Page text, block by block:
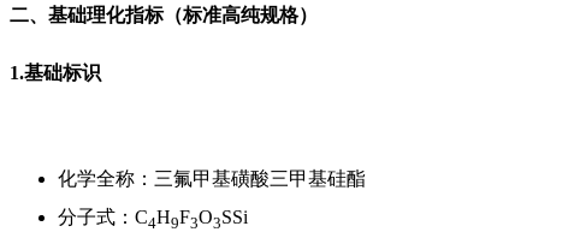
二、基础理化指标（标准高纯规格）
1.基础标识
化学全称：三氟甲基磺酸三甲基硅酯
分子式： C4H9F3O3SSi